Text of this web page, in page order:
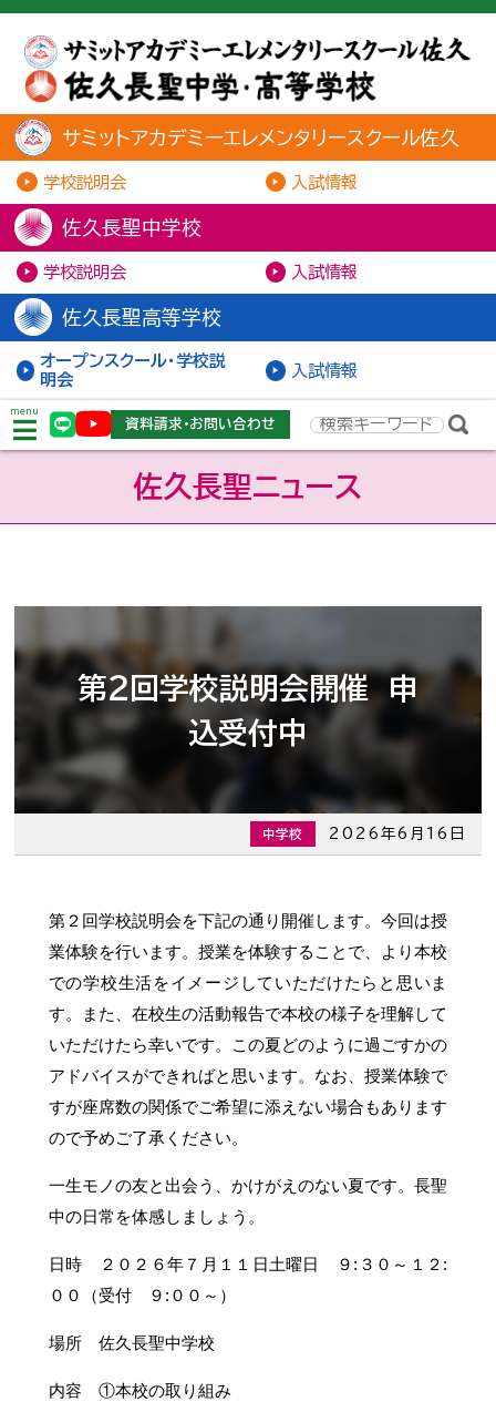
サミットアカデミーエレメンタリースクール佐久
学校説明会 入試情報
佐久長聖中学校
学校説明会 入試情報
佐久長聖高等学校
オープンスクール・学校説
明会
入試情報
menu
資料請求・お問い合わせ
佐久長聖ニュース
第２回学校説明会開催 申
込受付中
中学校 2026年6月16日
第２回学校説明会を下記の通り開催します。今回は授
業体験を行います。授業を体験することで、より本校
での学校生活をイメージしていただけたらと思いま
す。また、在校生の活動報告で本校の様子を理解して
いただけたら幸いです。この夏どのように過ごすかの
アドバイスができればと思います。なお、授業体験で
すが座席数の関係でご希望に添えない場合もあります
ので予めご了承ください。
一生モノの友と出会う、かけがえのない夏です。長聖
中の日常を体感しましょう。
日時 ２０２６年７月１１日土曜日 ９:３０～１２:
００（受付 ９:００～）
場所 佐久長聖中学校
内容 ①本校の取り組み